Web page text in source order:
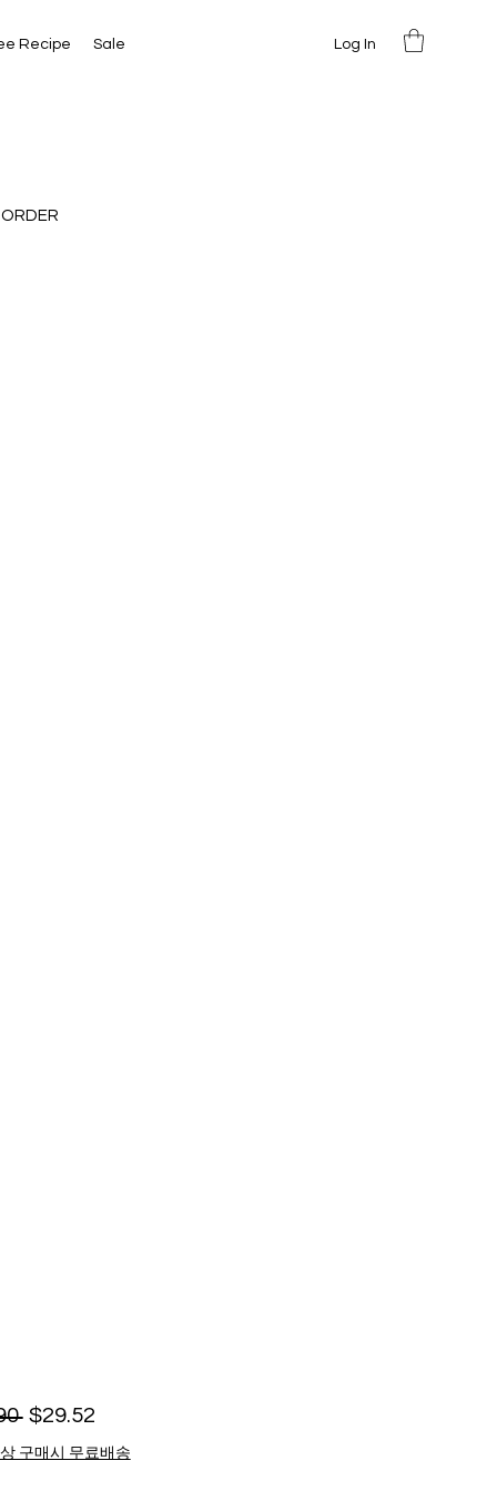
Recipe Sale Log In
Regular
Price
$29.52Sale
Price
구매시 무료배송